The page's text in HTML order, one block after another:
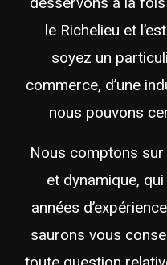
le Richelieu et
soyez un
commerce, d’une
nous pouvons
Nous comptons
et dynamique,
années
saurons vous